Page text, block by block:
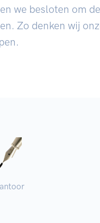
we besloten om
Zo denken wij